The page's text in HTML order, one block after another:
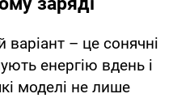
варіант – це сонячні
енергію вдень і
моделі не лише